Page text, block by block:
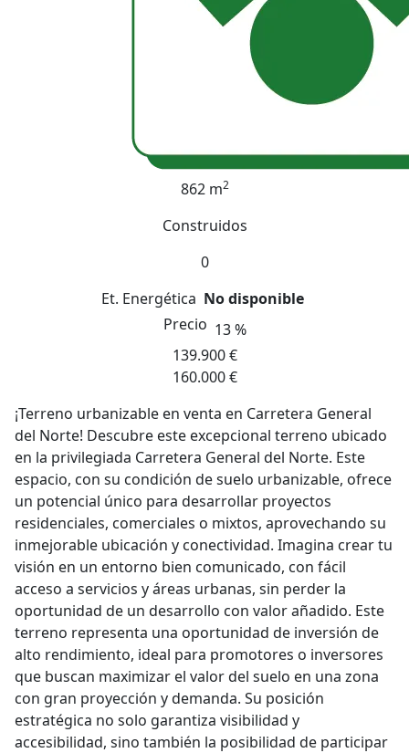
862 m2
Construidos
0
Et. Energética No disponible
Precio 13 %
139.900 €
160.000 €
¡Terreno urbanizable en venta en Carretera General
del Norte! Descubre este excepcional terreno ubicado
en la privilegiada Carretera General del Norte. Este
espacio, con su condición de suelo urbanizable, ofrece
un potencial único para desarrollar proyectos
residenciales, comerciales o mixtos, aprovechando su
inmejorable ubicación y conectividad. Imagina crear tu
visión en un entorno bien comunicado, con fácil
acceso a servicios y áreas urbanas, sin perder la
oportunidad de un desarrollo con valor añadido. Este
terreno representa una oportunidad de inversión de
alto rendimiento, ideal para promotores o inversores
que buscan maximizar el valor del suelo en una zona
con gran proyección y demanda. Su posición
estratégica no solo garantiza visibilidad y
accesibilidad, sino también la posibilidad de participar